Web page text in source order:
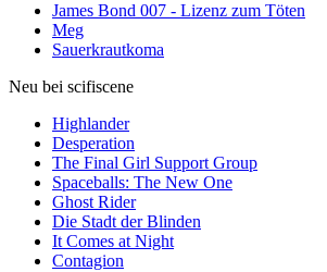
James Bond 007 - Lizenz zum Töten
Meg
Sauerkrautkoma
Neu bei scifiscene
Highlander
Desperation
The Final Girl Support Group
Spaceballs: The New One
Ghost Rider
Die Stadt der Blinden
It Comes at Night
Contagion